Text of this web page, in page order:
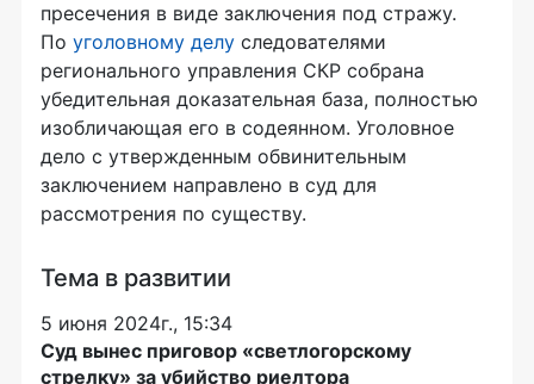
пресечения в виде заключения под стражу.
По уголовному делу следователями
регионального управления СКР собрана
убедительная доказательная база, полностью
изобличающая его в содеянном. Уголовное
дело с утвержденным обвинительным
заключением направлено в суд для
рассмотрения по существу.
Тема в развитии
5 июня 2024г., 15:34
Суд вынес приговор «светлогорскому
стрелку» за убийство риелтора